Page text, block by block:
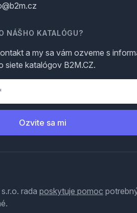
NÁŠHO KATALÓGU?
a my sa vám ozveme s
siete katalógov B2M.CZ.
Ozvite sa mi
rada poskytuje pomoc